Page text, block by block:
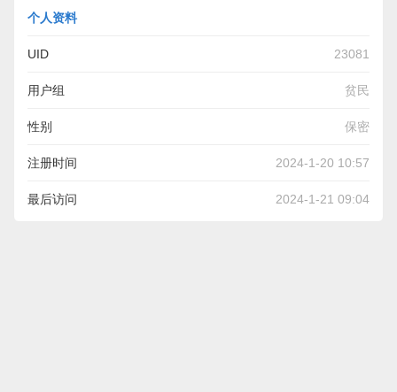
个人资料
UID 23081
用户组 贫民
性别 保密
注册时间 2024-1-20 10:57
最后访问 2024-1-21 09:04